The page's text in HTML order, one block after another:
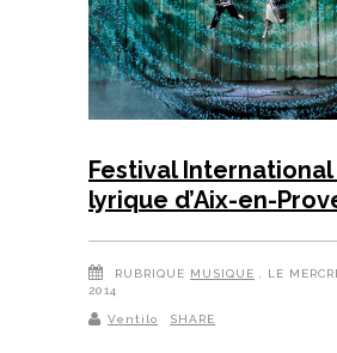
Festival International
lyrique d’Aix-en-
RUBRIQUE MUSIQUE
, LE
2014
Ventilo SHARE